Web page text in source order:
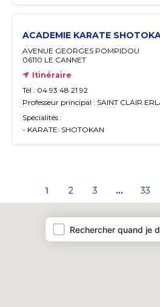
ACADEMIE KARATE
AVENUE GEORGES POMPIDOU
06110 LE CANNET
Itinéraire
Tél : 04 93 48 21 92
Professeur principal : SAINT CLAIR
Spécialités :
- KARATE: SHOTOKAN
1 2 3 … 33
Rechercher quand je